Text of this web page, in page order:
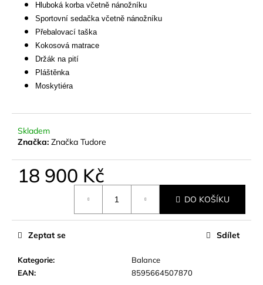
Hluboká korba včetně nánožníku
Sportovní sedačka včetně nánožníku
Přebalovací taška
Kokosová matrace
Držák na pití
Pláštěnka
Moskytiéra
Skladem
Značka: Značka Tudore
18 900 Kč
DO KOŠÍKU
Kategorie:
Balance
EAN: 8595664507870
Zeptat se Sdílet
j
m